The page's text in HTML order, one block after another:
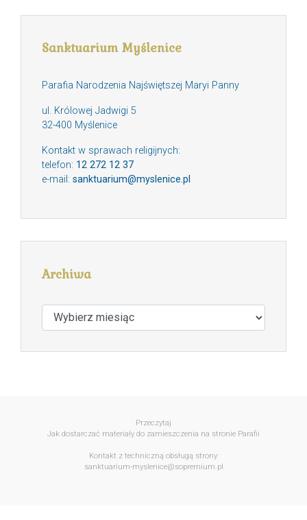
Sanktuarium Myślenice
Parafia Narodzenia Najświętszej Maryi Panny
ul. Królowej Jadwigi 5
32-400 Myślenice
Kontakt w sprawach religijnych:
telefon: 12 272 12 37
e-mail: sanktuarium@myslenice.pl
Archiwa
Archiwa
Przeczytaj
Jak dostarczać materiały do zamieszczenia na stronie Parafii
Kontakt z techniczną obsługą strony:
sanktuarium-myslenice@sopremium.pl